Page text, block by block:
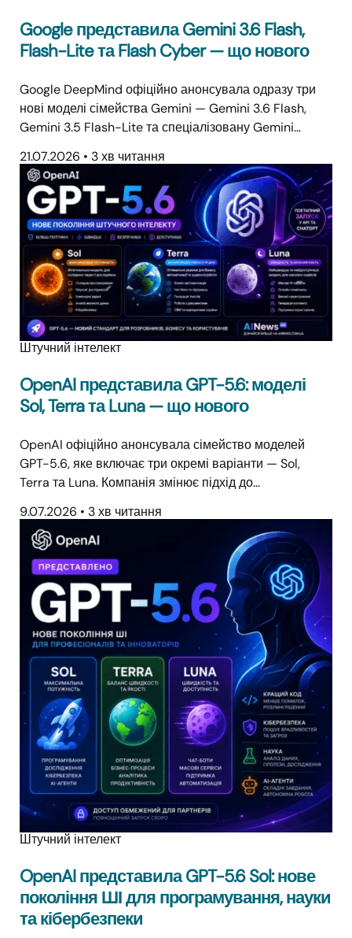
Google представила Gemini 3.6 Flash,
Flash-Lite та Flash Cyber — що нового
Google DeepMind офіційно анонсувала одразу три
нові моделі сімейства Gemini — Gemini 3.6 Flash,
Gemini 3.5 Flash-Lite та спеціалізовану Gemini…
21.07.2026 • 3 хв читання
Штучний інтелект
OpenAI представила GPT-5.6: моделі
Sol, Terra та Luna — що нового
OpenAI офіційно анонсувала сімейство моделей
GPT-5.6, яке включає три окремі варіанти — Sol,
Terra та Luna. Компанія змінює підхід до…
9.07.2026 • 3 хв читання
Штучний інтелект
OpenAI представила GPT-5.6 Sol: нове
покоління ШІ для програмування, науки
та кібербезпеки